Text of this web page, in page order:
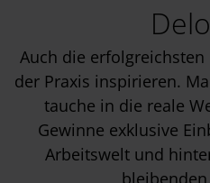
Auch die
der Praxis inspirieren.
tauche in die reale
Gewinne exklusive
Arbeitswelt und